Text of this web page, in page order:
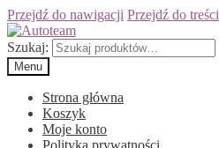
Przejdź do nawigacji Przejdź do treści
Szukaj:
Menu
Strona główna
Koszyk
Moje konto
Polityka prywatności